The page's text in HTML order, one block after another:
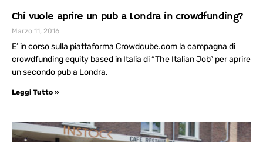
Chi vuole aprire un pub a Londra in crowdfunding?
Marzo 11, 2016
E’ in corso sulla piattaforma Crowdcube.com la campagna di
crowdfunding equity based in Italia di “The Italian Job” per aprire
un secondo pub a Londra.
Leggi Tutto »